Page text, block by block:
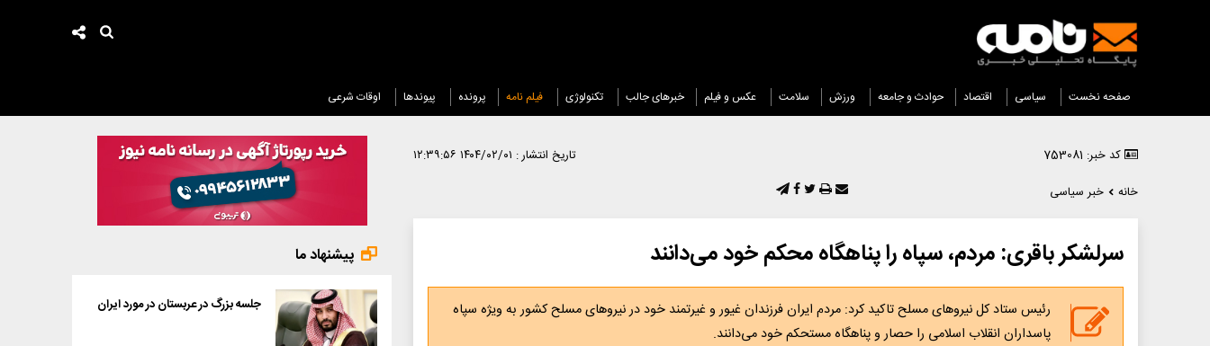
صفحه نخست سیاسی اقتصاد حوادث و جامعه ورزش سلامت عکس و فیلم خبرهای جالب تکنولوژی فیلم نامه پرونده پیوندها اوقات شرعی
کد خبر: 753081 تاریخ انتشار : ۱۴۰۴/۰۲/۰۱ ۱۲:۳۹:۵۶
خانه
خبر سیاسی
سرلشکر باقری: مردم، سپاه را پناهگاه محکم خود می‌دانند
رئیس ستاد کل نیروهای مسلح تاکید کرد: مردم ایران فرزندان غیور و غیرتمند خود در نیروهای مسلح کشور به ویژه سپاه
پاسداران انقلاب اسلامی را حصار و پناهگاه مستحکم خود می‌دانند.
پیشنهاد ما
جلسه بزرگ در عربستان در مورد ایران